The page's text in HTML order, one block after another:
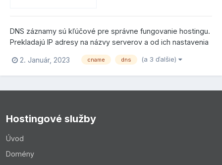
DNS záznamy sú kľúčové pre správne fungovanie hostingu.
Prekladajú IP adresy na názvy serverov a od ich nastavenia
závisí z akých serverov sa budú načítavať webové stránky a
či sa budú prijímať emaily. Upozornenie: Úprave, pridávaniu,
prípadne mazaniu DNS záznamov sa venujte le...
2. Január, 2023 cname dns (a 3 ďalšie)
Hostingové služby
Úvod
Domény